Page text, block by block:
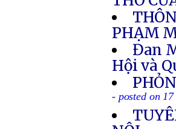
PHẠM
Đan
Hội và
- posted on